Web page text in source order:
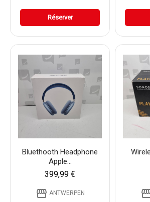
Réserver
Bluethooth Headphone
Apple...
399,99 €
storefront ANTWERPEN